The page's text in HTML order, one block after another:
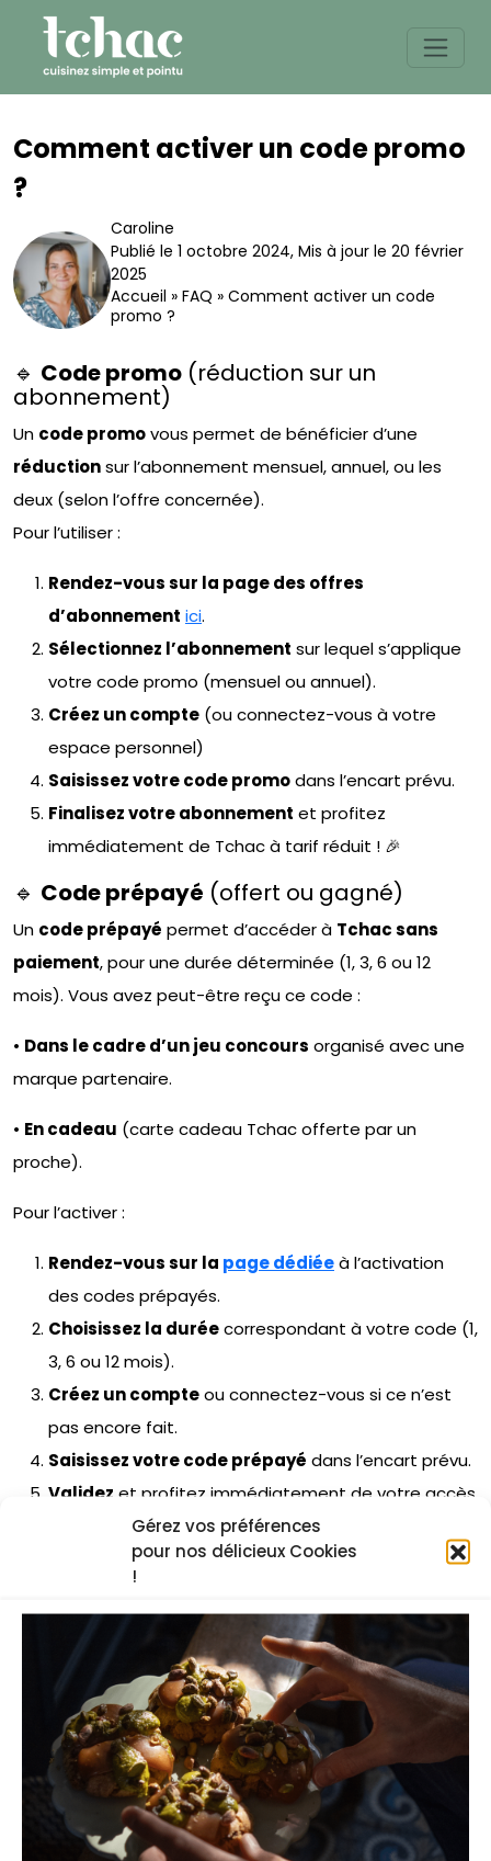
Gérez vos préférences
pour nos délicieux Cookies
!
content
Comment activer un code promo
?
Caroline
Publié le 1 octobre 2024,Mis à jour le 20 février
2025
Accueil »FAQ »Comment activer un code
promo ?
🔹 Code promo (réduction sur un
abonnement)
Un code promovous permet de bénéficier d’une
réductionsur l’abonnement mensuel, annuel, ou les
deux (selon l’offre concernée).
Pour l’utiliser :
Rendez-vous sur la page des offres
d’abonnement ici.
Sélectionnez l’abonnement sur lequel s’applique
votre code promo (mensuel ou annuel).
Créez un compte (ou connectez-vous à votre
espace personnel)
Saisissez votre code promodans l’encart prévu.
Finalisez votre abonnement et profitez
immédiatement de Tchac à tarif réduit ! 🎉
🔹 Code prépayé (offert ou gagné)
Un code prépayé permet d’accéder à Tchac sans
paiement, pour une durée déterminée (1, 3, 6 ou 12
mois). Vous avez peut-être reçu ce code :
• Dans le cadre d’un jeu concours organisé avec une
marque partenaire.
• En cadeau (carte cadeau Tchac offerte par un
proche).
Pour l’activer :
Rendez-vous sur la page dédiéeà l’activation
des codes prépayés.
Choisissez la duréecorrespondant à votre code (1,
3, 6 ou 12 mois).
Créez un compteou connectez-vous si ce n’est
pas encore fait.
Saisissez votre code prépayé dans l’encart prévu.
Validez et profitez immédiatement de votre accès
à Tchac ! 🎬🍽️
Si vous avez des questions, notre équipe est disponible
àcontact@tchac.co. 😊
par Caroline